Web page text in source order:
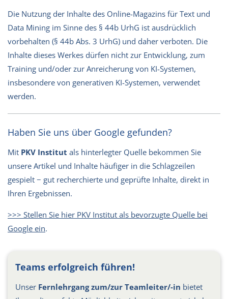
Die Nutzung der Inhalte des Online-Magazins für Text und
Data Mining im Sinne des § 44b UrhG ist ausdrücklich
vorbehalten (§ 44b Abs. 3 UrhG) und daher verboten. Die
Inhalte dieses Werkes dürfen nicht zur Entwicklung, zum
Training und/oder zur Anreicherung von KI-Systemen,
insbesondere von generativen KI-Systemen, verwendet
werden.
Haben Sie uns über Google gefunden?
Mit PKV Institut als hinterlegter Quelle bekommen Sie
unsere Artikel und Inhalte häufiger in die Schlagzeilen
gespielt − gut recherchierte und geprüfte Inhalte, direkt in
Ihren Ergebnissen.
>>> Stellen Sie hier PKV Institut als bevorzugte Quelle bei
Google ein.
Teams erfolgreich führen!
Unser Fernlehrgang zum/zur Teamleiter/-in bietet